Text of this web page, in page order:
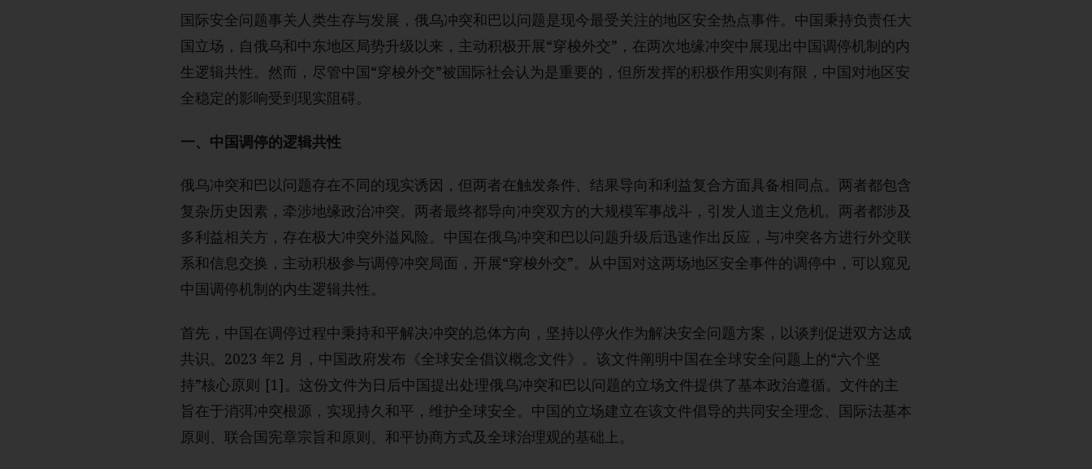
国际安全问题事关人类生存与发展，俄乌冲突和巴以问题是现今最受关注的地区安全热点事件。中国秉持负责任大
国立场，自俄乌和中东地区局势升级以来，主动积极开展“穿梭外交”，在两次地缘冲突中展现出中国调停机制的内
生逻辑共性。然而，尽管中国“穿梭外交”被国际社会认为是重要的，但所发挥的积极作用实则有限，中国对地区安
全稳定的影响受到现实阻碍。
一、中国调停的逻辑共性
俄乌冲突和巴以问题存在不同的现实诱因，但两者在触发条件、结果导向和利益复合方面具备相同点。两者都包含
复杂历史因素，牵涉地缘政治冲突。两者最终都导向冲突双方的大规模军事战斗，引发人道主义危机。两者都涉及
多利益相关方，存在极大冲突外溢风险。中国在俄乌冲突和巴以问题升级后迅速作出反应，与冲突各方进行外交联
系和信息交换，主动积极参与调停冲突局面，开展“穿梭外交”。从中国对这两场地区安全事件的调停中，可以窥见
中国调停机制的内生逻辑共性。
首先，中国在调停过程中秉持和平解决冲突的总体方向，坚持以停火作为解决安全问题方案，以谈判促进双方达成
共识。2023 年2 月，中国政府发布《全球安全倡议概念文件》。该文件阐明中国在全球安全问题上的“六个坚
持”核心原则 [1]。这份文件为日后中国提出处理俄乌冲突和巴以问题的立场文件提供了基本政治遵循。文件的主
旨在于消弭冲突根源，实现持久和平，维护全球安全。中国的立场建立在该文件倡导的共同安全理念、国际法基本
原则、联合国宪章宗旨和原则、和平协商方式及全球治理观的基础上。